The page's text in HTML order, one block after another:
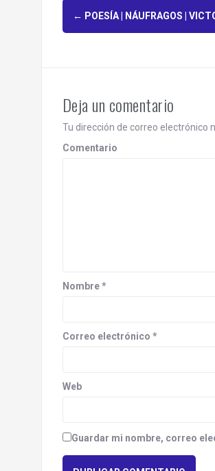
P
t
n
a
t
o
n
← POESÍA | NÁUFRAGOS |
Deja un comentario
Tu dirección de correo electrónico
Comentario
Nombre*
Correo electrónico *
Web
Guardar mi nombre, correo